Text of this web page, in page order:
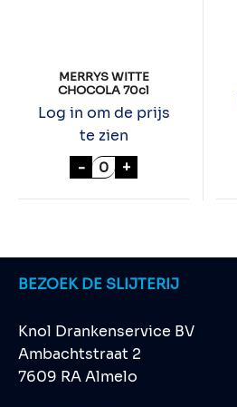
MERRYS WITTE
CHOCOLA 70cl
Log in om de prijs
te zien
- MERRYS WITTE
+
BEZOEK DE SLIJTERIJ
Knol Drankenservice BV
Ambachtstraat 2
7609 RA Almelo